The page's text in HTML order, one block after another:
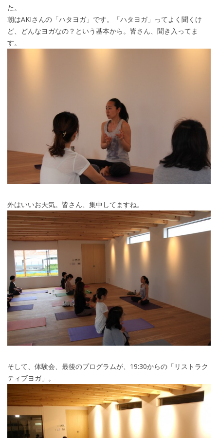
た。
朝はAKIさんの「ハタヨガ」です。「ハタヨガ」ってよく聞くけ
ど、どんなヨガなの？という基本から。皆さん、聞き入ってま
す。
外はいいお天気。皆さん、集中してますね。
そして、体験会、最後のプログラムが、19:30からの「リストラク
ティブヨガ」。